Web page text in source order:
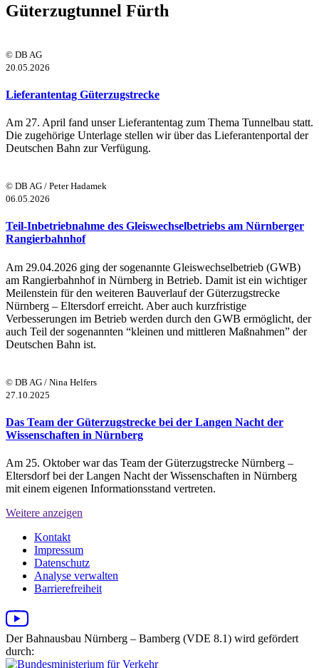
Güterzugtunnel Fürth
© DB AG
20.05.2026
Lieferantentag Güterzugstrecke
Am 27. April fand unser Lieferantentag zum Thema Tunnelbau statt.
Die zugehörige Unterlage stellen wir über das Lieferantenportal der
Deutschen Bahn zur Verfügung.
© DB AG / Peter Hadamek
06.05.2026
Teil-Inbetriebnahme des Gleiswechselbetriebs am Nürnberger
Rangierbahnhof
Am 29.04.2026 ging der sogenannte Gleiswechselbetrieb (GWB)
am Rangierbahnhof in Nürnberg in Betrieb. Damit ist ein wichtiger
Meilenstein für den weiteren Bauverlauf der Güterzugstrecke
Nürnberg – Eltersdorf erreicht. Aber auch kurzfristige
Verbesserungen im Betrieb werden durch den GWB ermöglicht, der
auch Teil der sogenannten “kleinen und mittleren Maßnahmen” der
Deutschen Bahn ist.
© DB AG / Nina Helfers
27.10.2025
Das Team der Güterzugstrecke bei der Langen Nacht der
Wissenschaften in Nürnberg
Am 25. Oktober war das Team der Güterzugstrecke Nürnberg –
Eltersdorf bei der Langen Nacht der Wissenschaften in Nürnberg
mit einem eigenen Informationsstand vertreten.
Weitere anzeigen
Kontakt
Impressum
Datenschutz
Analyse verwalten
Barrierefreiheit
Der Bahnausbau Nürnberg – Bamberg (VDE 8.1) wird gefördert
durch: